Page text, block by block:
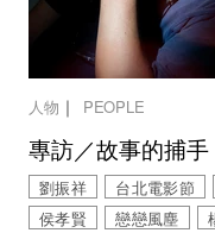
人物 ｜ PEOPLE
專訪／故事的捕
劉振祥 台北電影節
侯孝賢
戀戀風塵